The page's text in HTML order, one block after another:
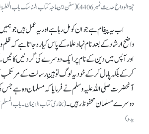
حجۃالوداع حدیث نمبر 4406) (سنن ابن ماجہ کتاب المناسک باب الخطبۃ یومالنحر حدیث نمبر 3055)
اب یہ پیغام ہے جو ان کو مل رہا ہے اور یہ عمل ہیں جو
واضح ارشاد کے بعدنام نہاد علماء کے پاس کیا رہ جاتا ہے کہ
اور آپس میں دین کے نام پر ایک دوسرے کی گردنیں کاٹیں۔
کرکے بلکہ پامال کر کے خود یہ لوگ توہینِ رسالت کے
آنحضرت صلی اللہ علیہ وسلم نے فرمایا کہ مسلمان وہ ہے جس
دوسرے مسلمان محفوظ رہیں۔(بخاری کتاب الایمان۔ باب
یدہ)